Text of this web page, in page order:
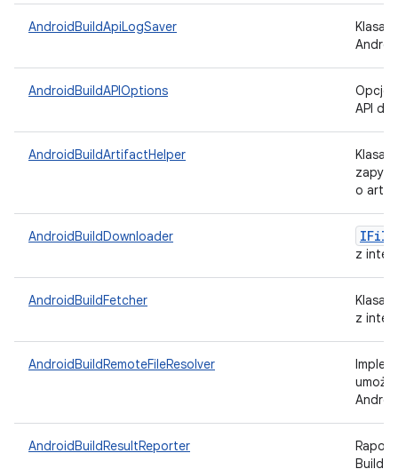
AndroidBuildApiLogSaver
Klasa,
AndroidBuildAPIOptions
Opcje
API
AndroidBuildArtifactHelper
Klasa
o
AndroidBuildDownloader IFile
z
AndroidBuildFetcher
Klasa
z
AndroidBuildRemoteFileResolver
AndroidBuildResultReporter
Build